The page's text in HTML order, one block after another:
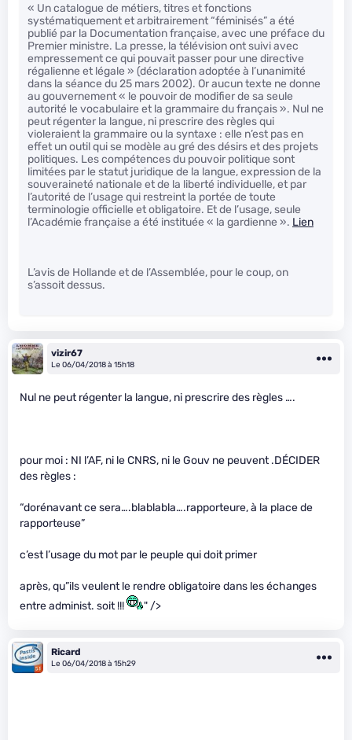
« Un catalogue de métiers, titres et fonctions
systématiquement et arbitrairement “féminisés” a été
publié par la Documentation française, avec une préface du
Premier ministre. La presse, la télévision ont suivi avec
empressement ce qui pouvait passer pour une directive
régalienne et légale » (déclaration adoptée à l’unanimité
dans la séance du 25 mars 2002). Or aucun texte ne donne
au gouvernement « le pouvoir de modifier de sa seule
autorité le vocabulaire et la grammaire du français ». Nul ne
peut régenter la langue, ni prescrire des règles qui
violeraient la grammaire ou la syntaxe : elle n’est pas en
effet un outil qui se modèle au gré des désirs et des projets
politiques. Les compétences du pouvoir politique sont
limitées par le statut juridique de la langue, expression de la
souveraineté nationale et de la liberté individuelle, et par
l’autorité de l’usage qui restreint la portée de toute
terminologie officielle et obligatoire. Et de l’usage, seule
l’Académie française a été instituée « la gardienne ». Lien
L’avis de Hollande et de l’Assemblée, pour le coup, on
s’assoit dessus.
vizir67
Le 06/04/2018 à 15h18
Nul ne peut régenter la langue, ni prescrire des règles ….
pour moi : NI l’AF, ni le CNRS, ni le Gouv ne peuvent .DÉCIDER
des règles :
“dorénavant ce sera….blablabla….rapporteure, à la place de
rapporteuse”
c’est l’usage du mot par le peuple qui doit primer
après, qu”ils veulent le rendre obligatoire dans les échanges
entre administ. soit !!!
" />
Ricard
Le 06/04/2018 à 15h29